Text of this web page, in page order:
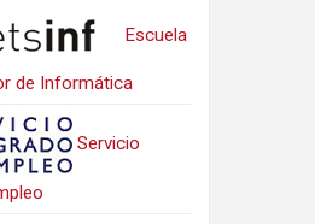
Escuela
de Informática
Servicio